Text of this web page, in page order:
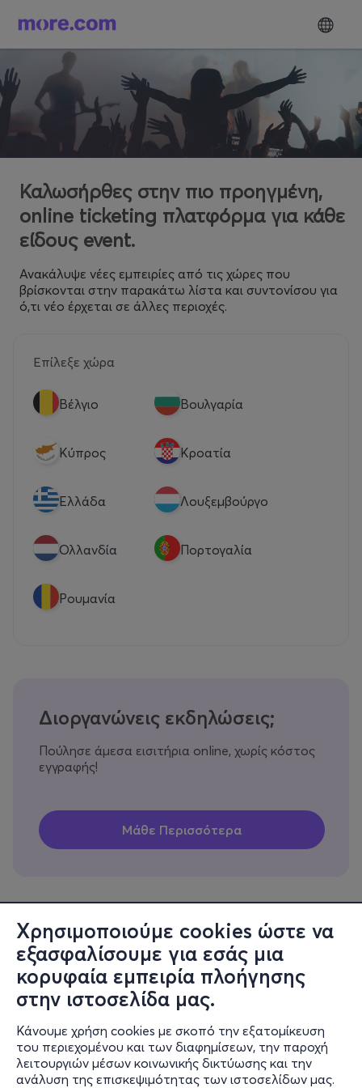
Χρησιμοποιούμε cookies ώστε να
εξασφαλίσουμε για εσάς μια
κορυφαία εμπειρία πλοήγησης
στην ιστοσελίδα μας.
Κάνουμε χρήση cookies με σκοπό την εξατομίκευση
του περιεχομένου και των διαφημίσεων, την παροχή
λειτουργιών μέσων κοινωνικής δικτύωσης και την
ανάλυση της επισκεψιμότητας των ιστοσελίδων μας.
Καλωσήρθες στην πιο προηγμένη,
online ticketing πλατφόρμα για κάθε
είδους event.
Ανακάλυψε νέες εμπειρίες από τις χώρες που
βρίσκονται στην παρακάτω λίστα και συντονίσου για
ό,τι νέο έρχεται σε άλλες περιοχές.
Επίλεξε χώρα
Βέλγιο Βουλγαρία
Κύπρος Κροατία
Eλλάδα Λουξεμβούργο
Ολλανδία Πορτογαλία
Ρουμανία
Διοργανώνεις εκδηλώσεις;
Πούλησε άμεσα εισιτήρια online, χωρίς κόστος
εγγραφής!
Πληροφορίες
Υποστήριξη
Stay Connected